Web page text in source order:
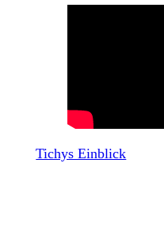
Tichys Einblick